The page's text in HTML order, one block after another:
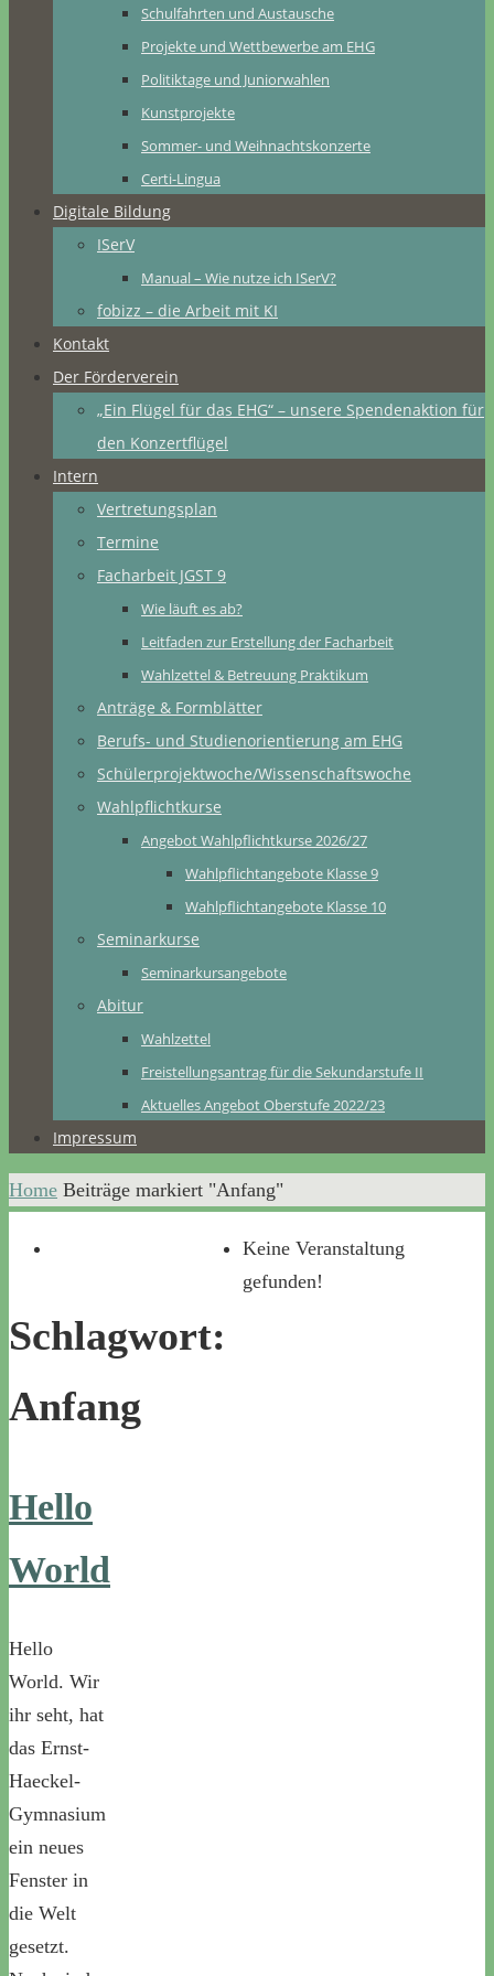
Schulfahrten und Austausche
Projekte und Wettbewerbe am EHG
Politiktage und Juniorwahlen
Kunstprojekte
Sommer- und Weihnachtskonzerte
Certi-Lingua
Digitale Bildung
ISerV
Manual – Wie nutze ich ISerV?
fobizz – die Arbeit mit KI
Kontakt
Der Förderverein
„Ein Flügel für das EHG“ – unsere Spendenaktion für
den Konzertflügel
Intern
Vertretungsplan
Termine
Facharbeit JGST 9
Wie läuft es ab?
Leitfaden zur Erstellung der Facharbeit
Wahlzettel & Betreuung Praktikum
Anträge & Formblätter
Berufs- und Studienorientierung am EHG
Schülerprojektwoche/Wissenschaftswoche
Wahlpflichtkurse
Angebot Wahlpflichtkurse 2026/27
Wahlpflichtangebote Klasse 9
Wahlpflichtangebote Klasse 10
Seminarkurse
Seminarkursangebote
Abitur
Wahlzettel
Freistellungsantrag für die Sekundarstufe II
Aktuelles Angebot Oberstufe 2022/23
Impressum
Home Beiträge markiert "Anfang"
Schlagwort:
Anfang
Hello
World
Hello
World. Wir
ihr seht, hat
das Ernst-
Haeckel-
Gymnasium
ein neues
Fenster in
die Welt
gesetzt.
Keine Veranstaltung
gefunden!